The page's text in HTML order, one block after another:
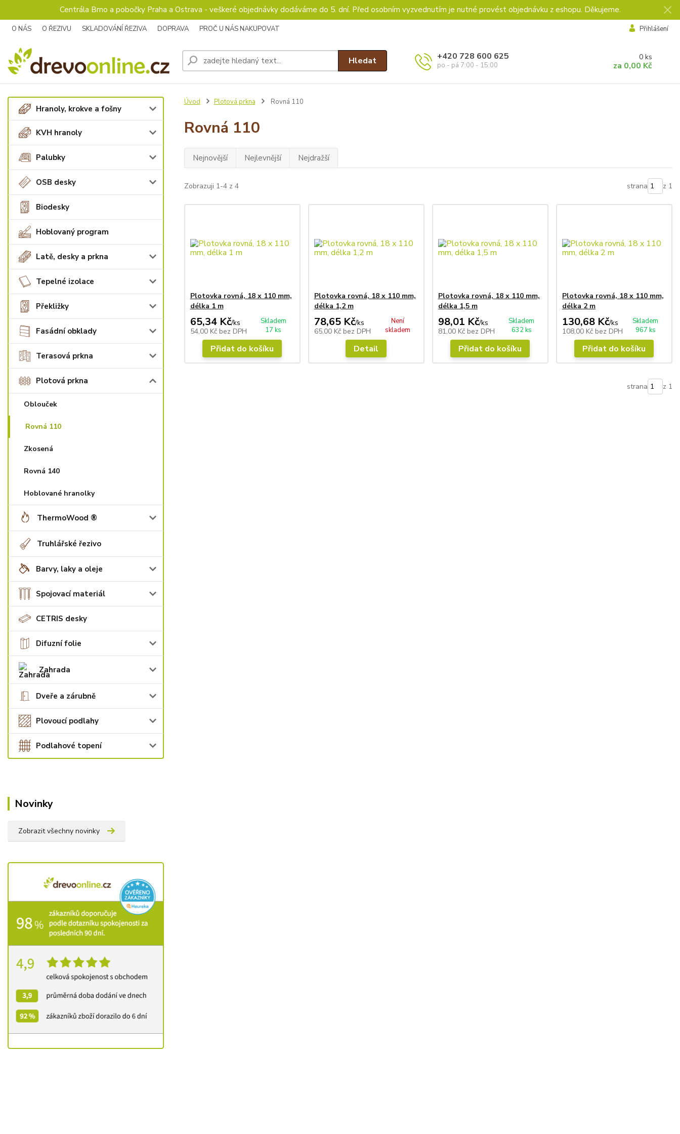
Centrála Brno a pobočky Praha a Ostrava - veškeré objednávky dodáváme do 5. dní. Před osobním vyzvednutím je nutné provést objednávku z eshopu. Děkujeme.
O NÁS O ŘEZIVU SKLADOVÁNÍ ŘEZIVA DOPRAVA PROČ U NÁS NAKUPOVAT Přihlášení
Hledat +420 728 600 625
po - pá 7:00 - 15:00
0 ks
za 0,00 Kč
Hranoly, krokve a fošny
KVH hranoly
Palubky
OSB desky
Biodesky
Hoblovaný program
Latě, desky a prkna
Tepelné izolace
Překližky
Fasádní obklady
Terasová prkna
Plotová prkna
Oblouček
Rovná 110
Zkosená
Rovná 140
Hoblované hranolky
ThermoWood ®
Truhlářské řezivo
Barvy, laky a oleje
Spojovací materiál
CETRIS desky
Difuzní folie
Zahrada
Dveře a zárubně
Plovoucí podlahy
Podlahové topení
Novinky
Zobrazit všechny novinky
Úvod Plotová prkna Rovná 110
Rovná 110
Nejnovější Nejlevnější Nejdražší
Zobrazuji 1-4 z 4 strana z 1
Plotovka rovná, 18 x 110 mm,
délka 1 m
65,34 Kč/ks
54,00 Kč bez DPH
Skladem
17 ks
Přidat do košíku
Plotovka rovná, 18 x 110 mm,
délka 1,2 m
78,65 Kč/ks
65,00 Kč bez DPH
Není
skladem
Detail
Plotovka rovná, 18 x 110 mm,
délka 1,5 m
98,01 Kč/ks
81,00 Kč bez DPH
Skladem
632 ks
Přidat do košíku
Plotovka rovná, 18 x 110 mm,
délka 2 m
130,68 Kč/ks
108,00 Kč bez DPH
Skladem
967 ks
Přidat do košíku
strana z 1